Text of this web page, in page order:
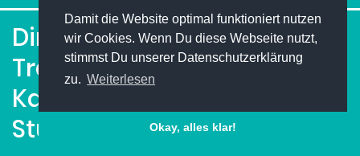
Damit die Website optimal funktioniert nutzen
wir Cookies. Wenn Du diese Webseite nutzt,
stimmst Du unserer Datenschutzerklärung
zu. Weiterlesen
Okay, alles klar!
Direkteinstieg oder
Traineeprogramm: Dein
Karrierestart nach dem
Studium